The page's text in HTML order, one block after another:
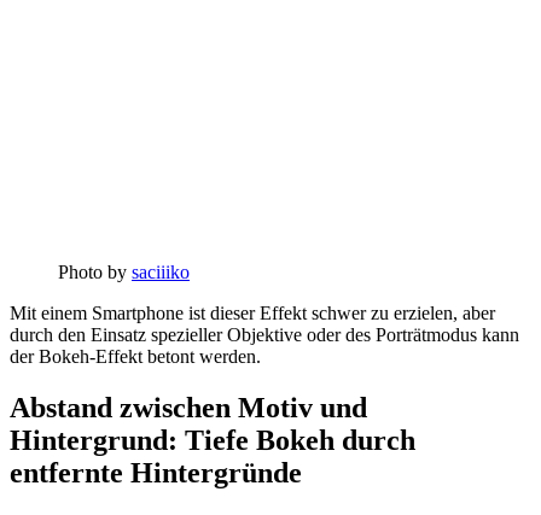
Photo by saciiiko
Mit einem Smartphone ist dieser Effekt schwer zu erzielen, aber
durch den Einsatz spezieller Objektive oder des Porträtmodus kann
der Bokeh-Effekt betont werden.
Abstand zwischen Motiv und
Hintergrund: Tiefe Bokeh durch
entfernte Hintergründe